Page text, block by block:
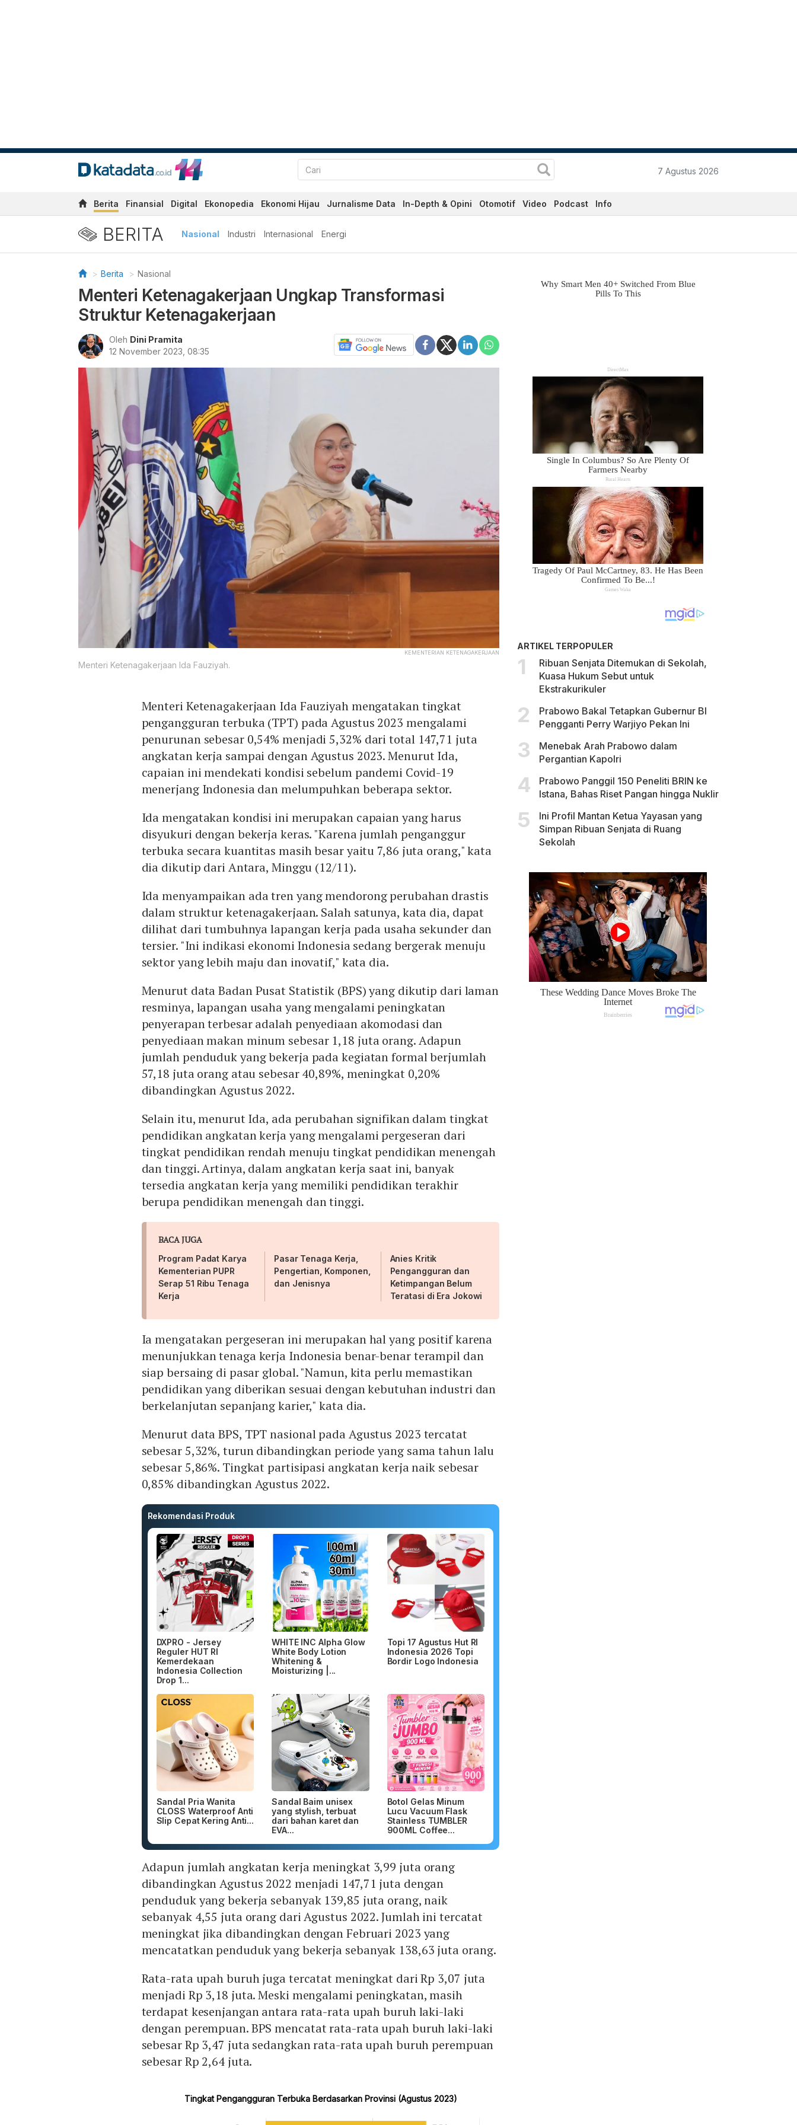
7 Agustus 2026
Berita Finansial Digital Ekonopedia Ekonomi Hijau Jurnalisme Data In-Depth & Opini Otomotif Video Podcast Info
BERITA Nasional Industri Internasional Energi
Berita Nasional
Menteri Ketenagakerjaan Ungkap Transformasi
Struktur Ketenagakerjaan
Oleh Dini Pramita
12 November 2023, 08:35
KEMENTERIAN KETENAGAKERJAAN
Menteri Ketenagakerjaan Ida Fauziyah.
Menteri Ketenagakerjaan Ida Fauziyah mengatakan tingkat
pengangguran terbuka (TPT) pada Agustus 2023 mengalami
penurunan sebesar 0,54% menjadi 5,32% dari total 147,71 juta
angkatan kerja sampai dengan Agustus 2023. Menurut Ida,
capaian ini mendekati kondisi sebelum pandemi Covid-19
menerjang Indonesia dan melumpuhkan beberapa sektor.
Ida mengatakan kondisi ini merupakan capaian yang harus
disyukuri dengan bekerja keras. "Karena jumlah penganggur
terbuka secara kuantitas masih besar yaitu 7,86 juta orang," kata
dia dikutip dari Antara, Minggu (12/11).
Ida menyampaikan ada tren yang mendorong perubahan drastis
dalam struktur ketenagakerjaan. Salah satunya, kata dia, dapat
dilihat dari tumbuhnya lapangan kerja pada usaha sekunder dan
tersier. "Ini indikasi ekonomi Indonesia sedang bergerak menuju
sektor yang lebih maju dan inovatif," kata dia.
Menurut data Badan Pusat Statistik (BPS) yang dikutip dari laman
resminya, lapangan usaha yang mengalami peningkatan
penyerapan terbesar adalah penyediaan akomodasi dan
penyediaan makan minum sebesar 1,18 juta orang. Adapun
jumlah penduduk yang bekerja pada kegiatan formal berjumlah
57,18 juta orang atau sebesar 40,89%, meningkat 0,20%
dibandingkan Agustus 2022.
Selain itu, menurut Ida, ada perubahan signifikan dalam tingkat
pendidikan angkatan kerja yang mengalami pergeseran dari
tingkat pendidikan rendah menuju tingkat pendidikan menengah
dan tinggi. Artinya, dalam angkatan kerja saat ini, banyak
tersedia angkatan kerja yang memiliki pendidikan terakhir
berupa pendidikan menengah dan tinggi.
BACA JUGA
Program Padat Karya
Kementerian PUPR
Serap 51 Ribu Tenaga
Kerja
Pasar Tenaga Kerja,
Pengertian, Komponen,
dan Jenisnya
Anies Kritik
Pengangguran dan
Ketimpangan Belum
Teratasi di Era Jokowi
Ia mengatakan pergeseran ini merupakan hal yang positif karena
menunjukkan tenaga kerja Indonesia benar-benar terampil dan
siap bersaing di pasar global. "Namun, kita perlu memastikan
pendidikan yang diberikan sesuai dengan kebutuhan industri dan
berkelanjutan sepanjang karier," kata dia.
Menurut data BPS, TPT nasional pada Agustus 2023 tercatat
sebesar 5,32%, turun dibandingkan periode yang sama tahun lalu
sebesar 5,86%. Tingkat partisipasi angkatan kerja naik sebesar
0,85% dibandingkan Agustus 2022.
Rekomendasi Produk
DXPRO - Jersey
Reguler HUT RI
Kemerdekaan
Indonesia Collection
Drop 1...
WHITE INC Alpha Glow
White Body Lotion
Whitening &
Moisturizing |...
Topi 17 Agustus Hut RI
Indonesia 2026 Topi
Bordir Logo Indonesia
Sandal Pria Wanita
CLOSS Waterproof Anti
Slip Cepat Kering Anti...
Sandal Baim unisex
yang stylish, terbuat
dari bahan karet dan
EVA...
Botol Gelas Minum
Lucu Vacuum Flask
Stainless TUMBLER
900ML Coffee...
Adapun jumlah angkatan kerja meningkat 3,99 juta orang
dibandingkan Agustus 2022 menjadi 147,71 juta dengan
penduduk yang bekerja sebanyak 139,85 juta orang, naik
sebanyak 4,55 juta orang dari Agustus 2022. Jumlah ini tercatat
meningkat jika dibandingkan dengan Februari 2023 yang
mencatatkan penduduk yang bekerja sebanyak 138,63 juta orang.
Rata-rata upah buruh juga tercatat meningkat dari Rp 3,07 juta
menjadi Rp 3,18 juta. Meski mengalami peningkatan, masih
terdapat kesenjangan antara rata-rata upah buruh laki-laki
dengan perempuan. BPS mencatat rata-rata upah buruh laki-laki
sebesar Rp 3,47 juta sedangkan rata-rata upah buruh perempuan
sebesar Rp 2,64 juta.
ARTIKEL TERPOPULER
Ribuan Senjata Ditemukan di Sekolah,
Kuasa Hukum Sebut untuk
Ekstrakurikuler
Prabowo Bakal Tetapkan Gubernur BI
Pengganti Perry Warjiyo Pekan Ini
Menebak Arah Prabowo dalam
Pergantian Kapolri
Prabowo Panggil 150 Peneliti BRIN ke
Istana, Bahas Riset Pangan hingga Nuklir
Ini Profil Mantan Ketua Yayasan yang
Simpan Ribuan Senjata di Ruang
Sekolah